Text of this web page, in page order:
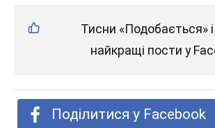
Тисни «Подобається»
найкращі пости у
Поділитися у Facebook